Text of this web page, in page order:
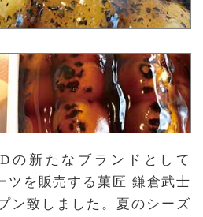
の新たなブランドとして
ツを販売する菓匠 鎌倉武士
ン致しました。夏のシーズ